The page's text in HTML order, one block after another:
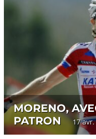
MORENO,
PATRON
17